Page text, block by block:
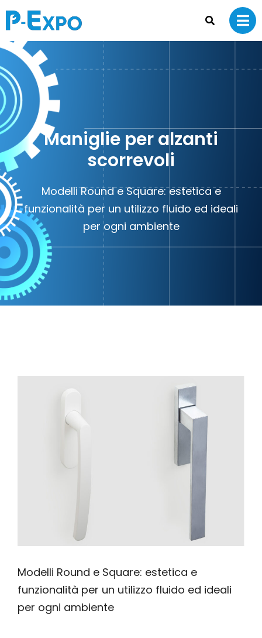
Maniglie per alzanti
scorrevoli
Modelli Round e Square: estetica e
funzionalità per un utilizzo fluido ed ideali
per ogni ambiente
Modelli Round e Square: estetica e
funzionalità per un utilizzo fluido ed ideali
per ogni ambiente